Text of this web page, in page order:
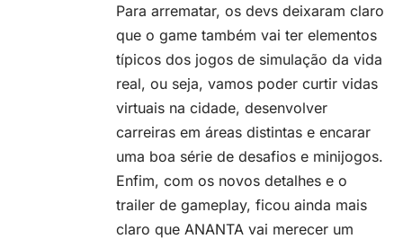
Para arrematar, os devs deixaram claro
que o game também vai ter elementos
típicos dos jogos de simulação da vida
real, ou seja, vamos poder curtir vidas
virtuais na cidade, desenvolver
carreiras em áreas distintas e encarar
uma boa série de desafios e minijogos.
Enfim, com os novos detalhes e o
trailer de gameplay, ficou ainda mais
claro que ANANTA vai merecer um